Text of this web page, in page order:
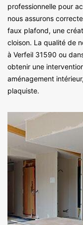
professionnelle pour
nous assurons
faux plafond, une
cloison. La qualité de
à Verfeil 31590 ou
obtenir une
aménagement
plaquiste.